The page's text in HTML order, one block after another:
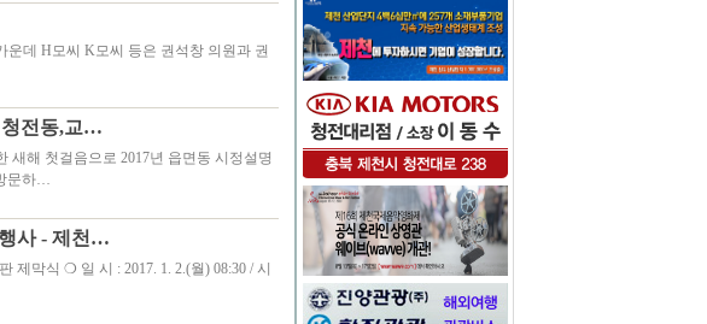
운데 H모씨 K모씨 등은 권석창 의원과 권
청전동,교…
새해 첫걸음으로 2017년 읍면동 시정설명
문하…
사 - 제천…
제막식 ❍ 일 시 : 2017. 1. 2.(월) 08:30 / 시